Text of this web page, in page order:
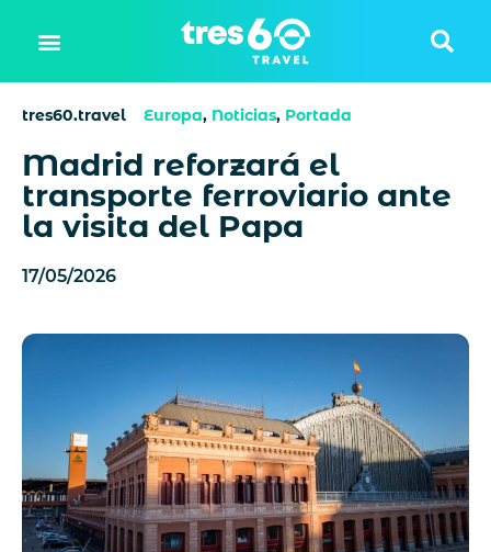
tres60.travel Europa, Noticias, Portada
Madrid reforzará el
transporte ferroviario ante
la visita del Papa
17/05/2026